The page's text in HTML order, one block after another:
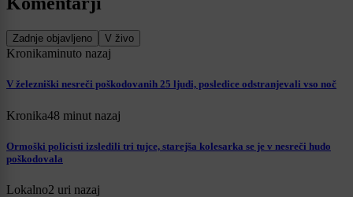
Zadnje objavljeno V živo
Kronikaminuto nazaj
V železniški nesreči poškodovanih 25 ljudi, posledice odstranjevali vso noč
Kronika48 minut nazaj
Ormoški policisti izsledili tri tujce, starejša kolesarka se je v nesreči hudo
poškodovala
Lokalno2 uri nazaj